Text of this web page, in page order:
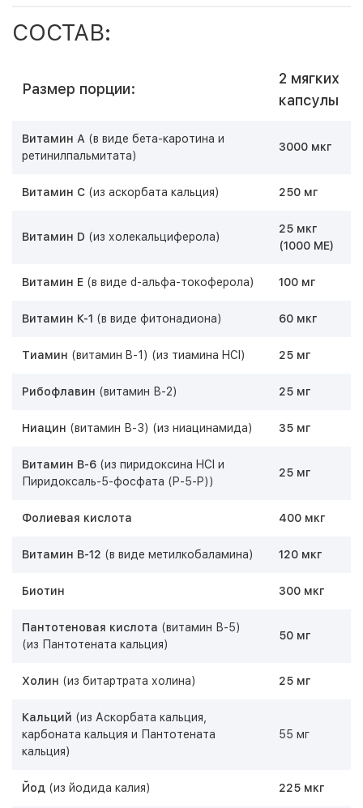
СОСТАВ:
Размер порции:
2 мягких
капсулы
Витамин А (в виде бета-каротина и
ретинилпальмитата)
3000 мкг
Витамин С (из аскорбата кальция) 250 мг
Витамин D (из холекальциферола)
25 мкг
(1000 ME)
Витамин Е (в виде d-альфа-токоферола) 100 мг
Витамин К-1 (в виде фитонадиона) 60 мкг
Тиамин (витамин B-1) (из тиамина HCI) 25 мг
Рибофлавин (витамин В-2) 25 мг
Ниацин (витамин В-3) (из ниацинамида) 35 мг
Витамин B-6 (из пиридоксина HCI и
Пиридоксаль-5-фосфата (P-5-P))
25 мг
Фолиевая кислота 400 мкг
Витамин В-12 (в виде метилкобаламина) 120 мкг
Биотин 300 мкг
Пантотеновая кислота (витамин В-5)
(из Пантотената кальция)
50 мг
Холин (из битартрата холина) 25 мг
Кальций (из Аскорбата кальция,
карбоната кальция и Пантотената
кальция)
55 мг
Йод (из йодида калия) 225 мкг